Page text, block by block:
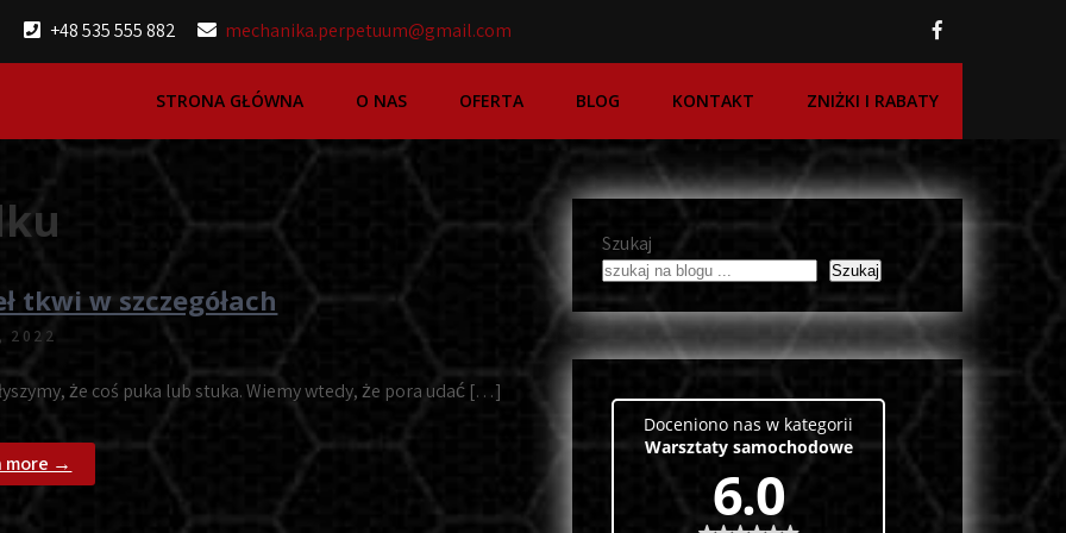
+48 535 555 882 mechanika.perpetuum@gmail.com
STRONA GŁÓWNA O NAS OFERTA BLOG KONTAKT ZNIŻKI I RABATY
tkwi w szczegółach
2022
że coś puka lub stuka. Wiemy wtedy, że pora udać […]
more →
Szukaj
Szukaj